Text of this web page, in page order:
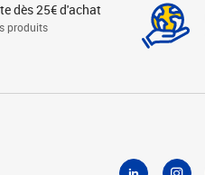
dès 25€ d'achat
produits